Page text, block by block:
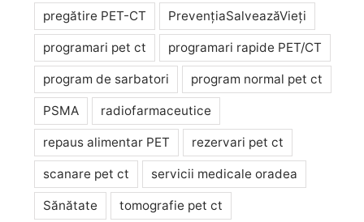
pregătire PET-CT PrevențiaSalveazăVieți
programari pet ct programari rapide PET/CT
program de sarbatori program normal pet ct
PSMA radiofarmaceutice
repaus alimentar PET rezervari pet ct
scanare pet ct servicii medicale oradea
Sănătate tomografie pet ct